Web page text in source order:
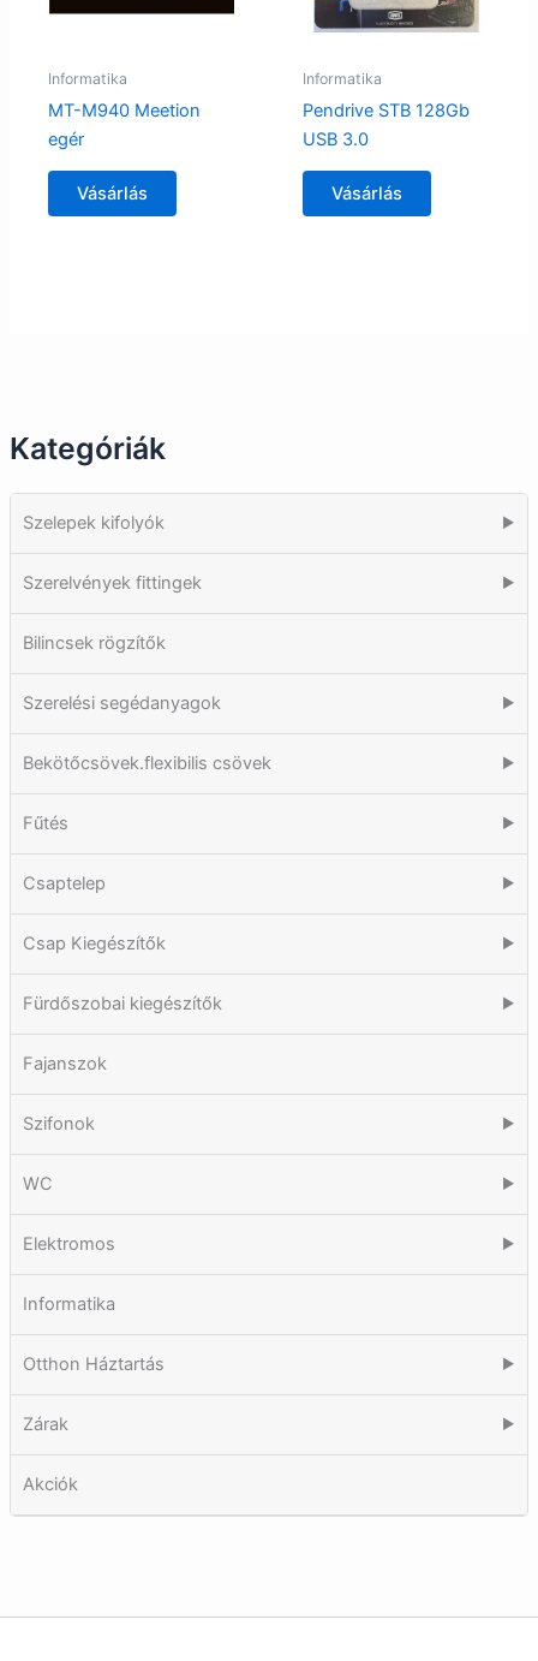
Kategóriák
Szelepek kifolyók ▶
Szerelvények fittingek ▶
Bilincsek rögzítők
Szerelési segédanyagok ▶
Bekötőcsövek.flexibilis csövek ▶
Fűtés ▶
Csaptelep ▶
Csap Kiegészítők ▶
Fürdőszobai kiegészítők ▶
Fajanszok
Szifonok ▶
WC ▶
Elektromos ▶
Informatika
Otthon Háztartás ▶
Zárak ▶
Akciók
Informatika
MT-M940 Meetion
egér
Vásárlás
Informatika
Pendrive STB 128Gb
USB 3.0
Vásárlás